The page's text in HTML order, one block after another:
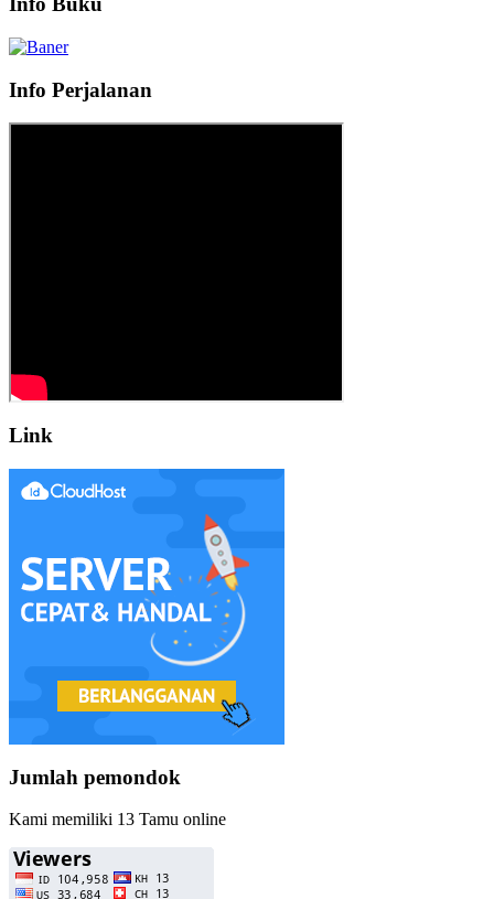
Info Perjalanan
Link
Jumlah pemondok
Kami memiliki 13 Tamu online